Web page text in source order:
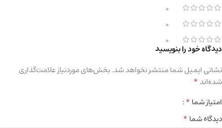
0
0
0
دیدگاه خود را بنویسید
نشانی ایمیل شما منتشر نخواهد شد.بخش‌های موردنیاز علامت‌گذاری
شده‌اند*
امتیاز شما*
دیدگاه شما*